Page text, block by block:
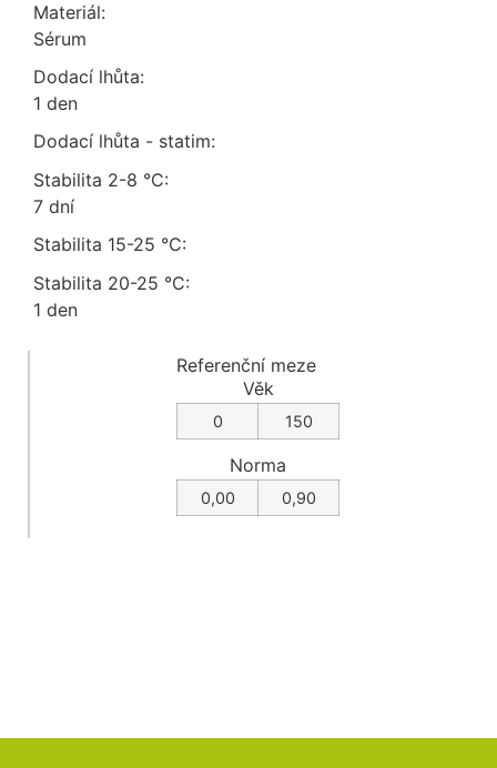
Materiál:
sérum
Dodací lhůta:
1 den
Dodací lhůta - statim:
Stabilita 2-8 °C:
7 dní
Stabilita 15-25 °C:
Stabilita 20-25 °C:
1 den
Referenční meze
Věk
0 150
Norma
0,00 0,90